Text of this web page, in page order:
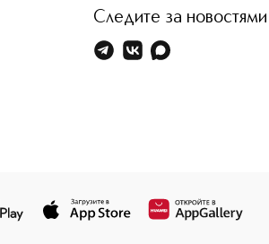
Следите за новостями